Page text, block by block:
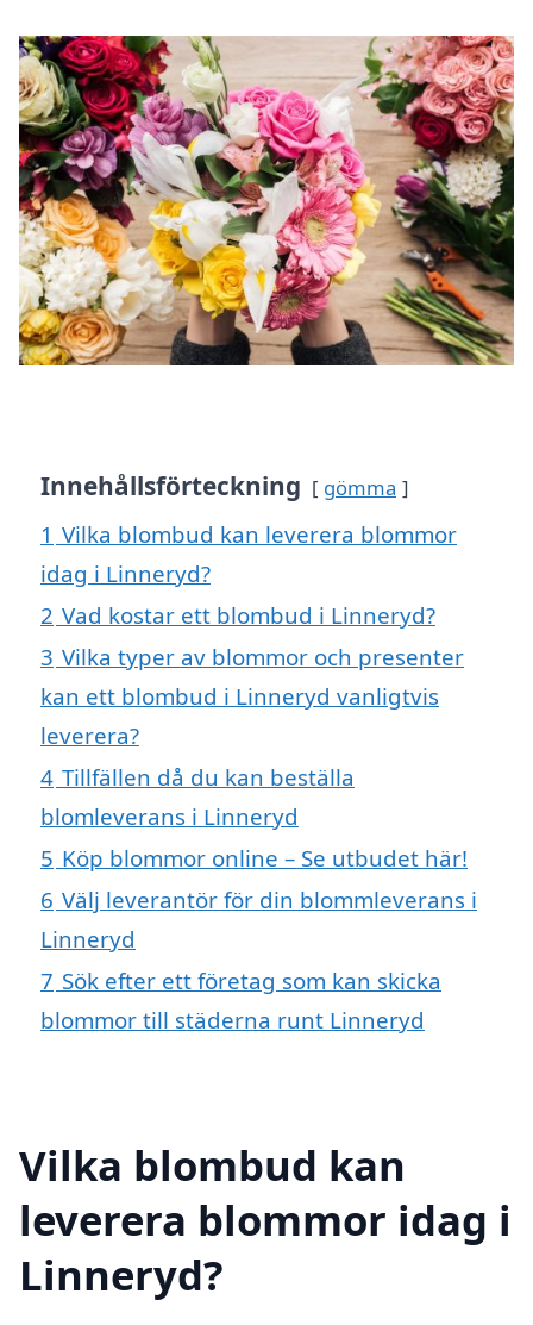
Innehållsförteckning gömma
1 Vilka blombud kan leverera blommor
idag i Linneryd?
2 Vad kostar ett blombud i Linneryd?
3 Vilka typer av blommor och presenter
kan ett blombud i Linneryd vanligtvis
leverera?
4 Tillfällen då du kan beställa
blomleverans i Linneryd
5 Köp blommor online – Se utbudet här!
6 Välj leverantör för din blommleverans i
Linneryd
7 Sök efter ett företag som kan skicka
blommor till städerna runt Linneryd
Vilka blombud kan
leverera blommor idag i
Linneryd?